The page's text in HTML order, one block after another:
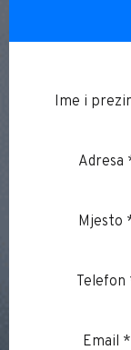
Ime i
Adresa
Mjesto
Telefon
Email *